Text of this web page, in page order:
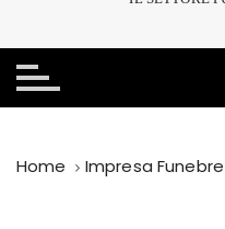
a
Home Impresa